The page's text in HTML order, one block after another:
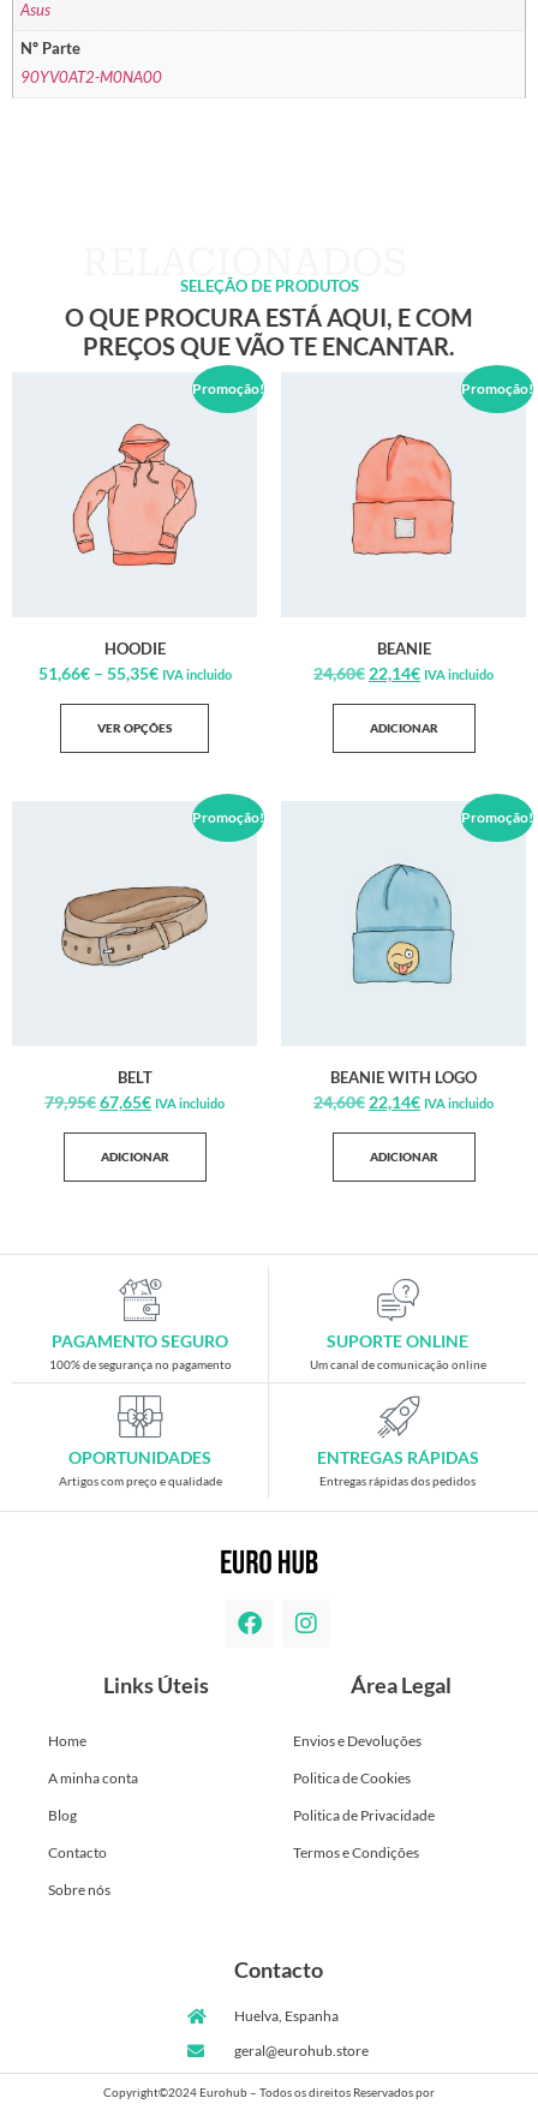
Asus
Nº Parte
90YV0AT2-M0NA00
SELEÇÃO DE PRODUTOS
O QUE PROCURA ESTÁ AQUI, E COM
PREÇOS QUE VÃO TE ENCANTAR.
Promoção!
HOODIE
51,66€ – 55,35€ IVA incluido
VER OPÇÕES
Promoção!
BEANIE
24,60€ 22,14€ IVA incluido
ADICIONAR
Promoção!
BELT
79,95€67,65€ IVA incluido
ADICIONAR
Promoção!
BEANIE WITH LOGO
24,60€ 22,14€ IVA incluido
ADICIONAR
PAGAMENTO SEGURO
100% de segurança no pagamento
SUPORTE ONLINE
Um canal de comunicação online
OPORTUNIDADES
Artigos com preço e qualidade
ENTREGAS RÁPIDAS
Entregas rápidas dos pedidos
Links Úteis
Home
A minha conta
Blog
Contacto
Sobre nós
Área Legal
Envios e Devoluções
Politica de Cookies
Politica de Privacidade
Termos e Condições
Contacto
Huelva, Espanha
geral@eurohub.store
Copyright©2024 Eurohub – Todos os direitos Reservados por